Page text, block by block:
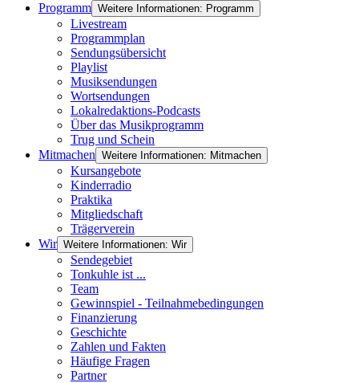
Programm Weitere Informationen: Programm
Livestream
Programmplan
Sendungsübersicht
Playlist
Musiksendungen
Wortsendungen
Lokalredaktions-Podcasts
Über das Musikprogramm
Trug und Schein
Mitmachen Weitere Informationen: Mitmachen
Kursangebote
Kinderradio
Praktika
Mitgliedschaft
Trägerverein
Wir Weitere Informationen: Wir
Sendegebiet
Tonkuhle ist ...
Team
Gewinnspiel - Teilnahmebedingungen
Finanzierung
Geschichte
Zahlen und Fakten
Häufige Fragen
Partner